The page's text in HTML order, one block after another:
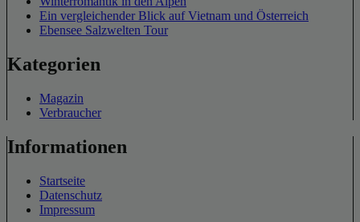
Ein vergleichender Blick auf Vietnam und Österreich
Ebensee Salzwelten Tour
Kategorien
Magazin
Verbraucher
Informationen
Startseite
Datenschutz
Impressum